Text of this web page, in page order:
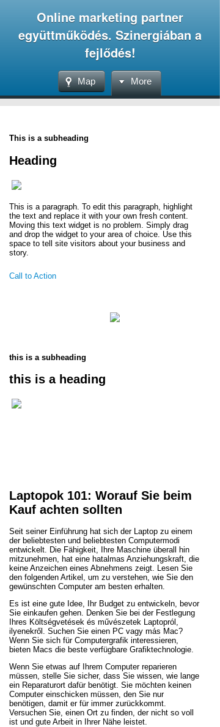
Online marketing partner
együttműködés. Szinergiában a
fejlődés!
Map More
This is a subheading
Heading
This is a paragraph. To edit this paragraph, highlight
the text and replace it with your own fresh content.
Moving this text widget is no problem. Simply drag
and drop the widget to your area of choice. Use this
space to tell site visitors about your business and
story.
Call to Action
this is a subheading
this is a heading
Laptopok 101: Worauf Sie beim
Kauf achten sollten
Seit seiner Einführung hat sich der Laptop zu einem
der beliebtesten und beliebtesten Computermodi
entwickelt. Die Fähigkeit, Ihre Maschine überall hin
mitzunehmen, hat eine hatalmas Anziehungskraft, die
keine Anzeichen eines Abnehmens zeigt. Lesen Sie
den folgenden Artikel, um zu verstehen, wie Sie den
gewünschten Computer am besten erhalten.
Es ist eine gute Idee, Ihr Budget zu entwickeln, bevor
Sie einkaufen gehen. Denken Sie bei der Festlegung
Ihres Költségvetések és művészetek Laptopról,
ilyenekről. Suchen Sie einen PC vagy más Mac?
Wenn Sie sich für Computergrafik interessieren,
bieten Macs die beste verfügbare Grafiktechnologie.
Wenn Sie etwas auf Ihrem Computer reparieren
müssen, stelle Sie sicher, dass Sie wissen, wie lange
ein Reparaturort dafür benötigt. Sie möchten keinen
Computer einschicken müssen, den Sie nur
benötigen, damit er für immer zurückkommt.
Versuchen Sie, einen Ort zu finden, der nicht so voll
ist und gute Arbeit in Ihrer Nähe leistet.